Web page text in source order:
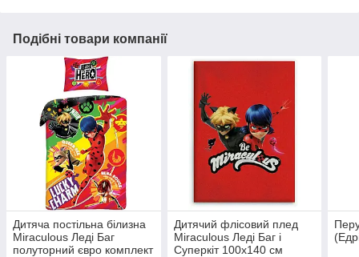
Подібні товари компанії
Дитяча постільна білизна
Miraculous Леді Баг
полуторний євро комплект
Дитячий флісовий плед
Miraculous Леді Баг і
Суперкіт 100х140 см